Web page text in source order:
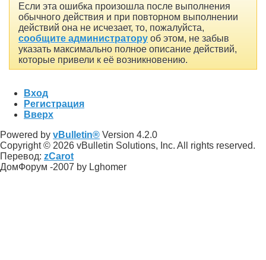
Если эта ошибка произошла после выполнения
обычного действия и при повторном выполнении
действий она не исчезает, то, пожалуйста,
сообщите администратору об этом, не забыв
указать максимально полное описание действий,
которые привели к её возникновению.
Вход
Регистрация
Вверх
Powered by vBulletin® Version 4.2.0
Copyright © 2026 vBulletin Solutions, Inc. All rights reserved.
Перевод: zCarot
ДомФорум -2007 by Lghomer